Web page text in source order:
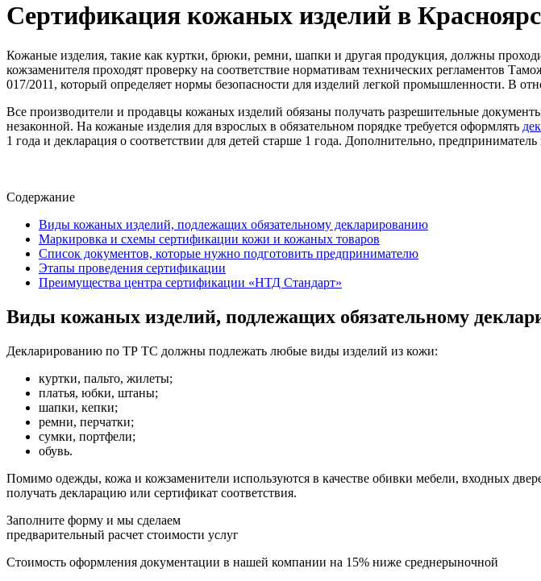
Сертификация кожаных изделий в
Кожаные изделия, такие как куртки, брюки, ремни, шапки и другая продукция, должны
кожзаменителя проходят проверку на соответствие нормативам технических регламентов
017/2011, который определяет нормы безопасности для изделий легкой промышленности. В
Все производители и продавцы кожаных изделий обязаны получать разрешительные
незаконной. На кожаные изделия для взрослых в обязательном порядке требуется оформлять
1 года и декларация о соответствии для детей старше 1 года. Дополнительно,
Содержание
Виды кожаных изделий, подлежащих обязательному декларированию
Маркировка и схемы сертификации кожи и кожаных товаров
Список документов, которые нужно подготовить предпринимателю
Этапы проведения сертификации
Преимущества центра сертификации «НТД Стандарт»
Виды кожаных изделий, подлежащих обязательному
Декларированию по ТР ТС должны подлежать любые виды изделий из кожи:
куртки, пальто, жилеты;
платья, юбки, штаны;
шапки, кепки;
ремни, перчатки;
сумки, портфели;
обувь.
Помимо одежды, кожа и кожзаменители используются в качестве обивки мебели, входных
получать декларацию или сертификат соответствия.
Заполните форму и мы сделаем
предварительный расчет стоимости услуг
Стоимость оформления документации в нашей компании на 15% ниже среднерыночной